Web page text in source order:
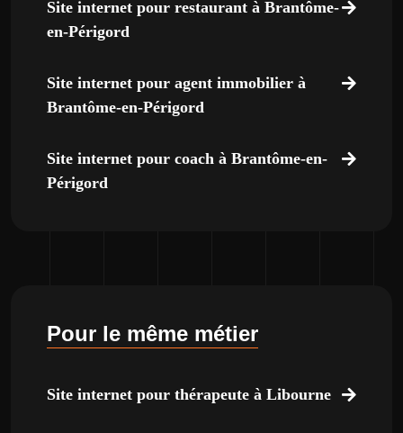
Site internet pour restaurant à Brantôme-
en-Périgord
Site internet pour agent immobilier à
Brantôme-en-Périgord
Site internet pour coach à Brantôme-en-
Périgord
Pour le même métier
Site internet pour thérapeute à Libourne